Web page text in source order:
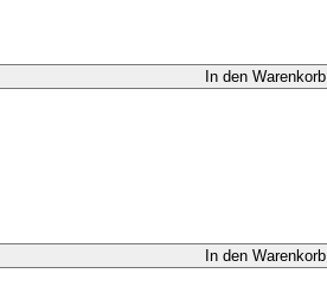
In den Warenkorb
In den Warenkorb